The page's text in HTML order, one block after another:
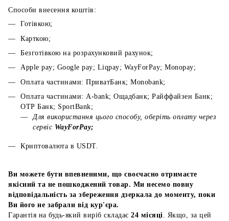
Способи внесення коштів:
Готівкою;
Карткою;
Безготівкою на розрахунковий рахунок;
Apple pay; Google pay; Liqpay; WayForPay; Monopay;
Оплата частинами: ПриватБанк; Monobank;
Оплата частинами: A-bank; Ощадбанк; Райффайзен Банк;
ОТР Банк; SportBank;
Для використання цього способу, оберіть оплату через
сервіс WayForPay;
Криптовалюта в USDT.
Ви можете бути впевненими, що своєчасно отримаєте
якісний та не пошкоджений товар. Ми несемо повну
відповідальність за збереження дзеркала до моменту, поки
Ви його не забрали від кур'єра.
Гарантія на будь-який виріб складає 24 місяці. Якщо, за цей